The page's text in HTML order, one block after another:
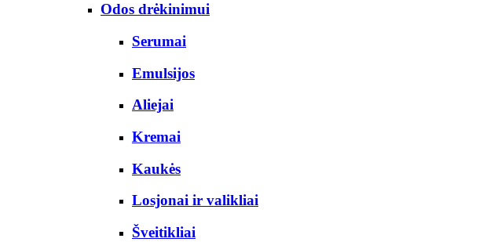
Odos drėkinimui
Serumai
Emulsijos
Aliejai
Kremai
Kaukės
Losjonai ir valikliai
Šveitikliai